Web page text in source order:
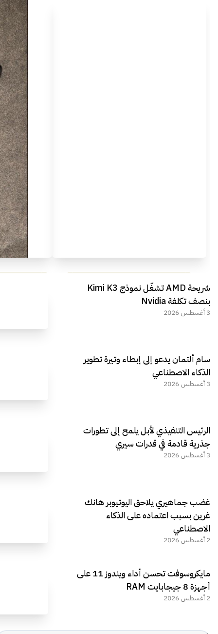
مراجعة شاملة لعملاق الألعاب
الجديد REDMAGIC 11 AIR
شريحة AMD تشغّل نموذج Kimi K3
بنصف تكلفة Nvidia
3 أغسطس 2026
سام ألتمان يدعو إلى إبطاء وتيرة تطوير
الذكاء الاصطناعي
3 أغسطس 2026
الرئيس التنفيذي لأبل يلمح إلى تطورات
جذرية قادمة في قدرات سيري
3 أغسطس 2026
غضب جماهيري يلاحق اليوتيوبر هانك
غرين بسبب اعتماده على الذكاء
الاصطناعي
2 أغسطس 2026
مايكروسوفت تحسن أداء ويندوز 11 على
أجهزة 8 جيجابايت RAM
2 أغسطس 2026